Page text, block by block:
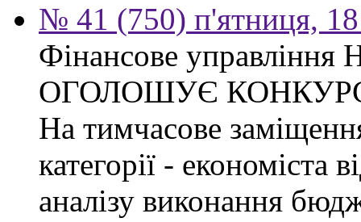
№ 41 (750) п'ятниця,
Фінансове управління
ОГОЛОШУЄ
На тимчасове
категорії - економіста
аналізу виконання